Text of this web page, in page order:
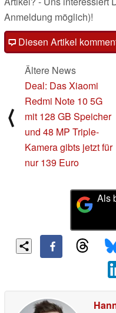
Anmeldung möglich)!
Diesen Artikel
⟨
Ältere News
Deal: Das Xiaomi
Redmi Note 10 5G
mit 128 GB Speicher
und 48 MP Triple-
Kamera gibts jetzt für
nur 139 Euro
Als